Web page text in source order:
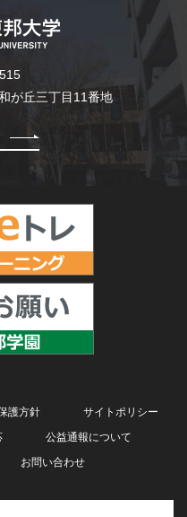
が丘三丁目11番地
護方針
サイトポリシー
公益通報について
お問い合わせ